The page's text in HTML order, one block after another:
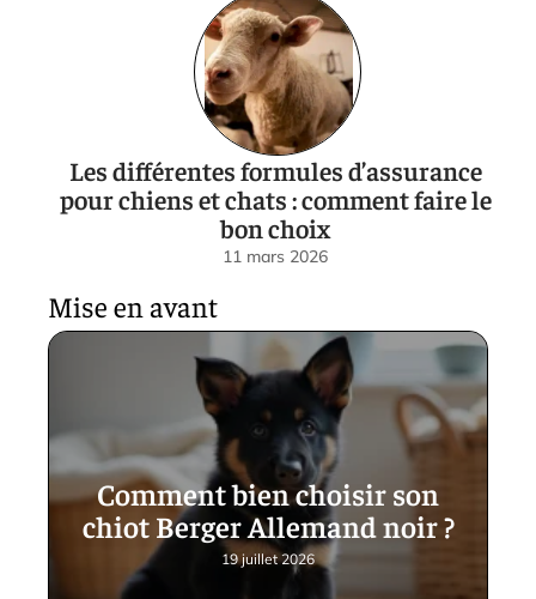
Les différentes formules d’assurance
pour chiens et chats : comment faire le
bon choix
11 mars 2026
Mise en avant
Comment bien choisir son
chiot Berger Allemand noir ?
19 juillet 2026